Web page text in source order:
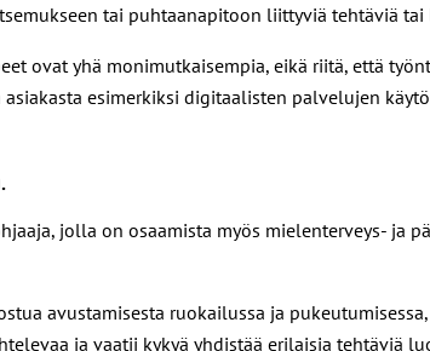
tai puhtaanapitoon liittyviä tehtäviä
ovat yhä monimutkaisempia, eikä riitä, että
esimerkiksi digitaalisten palvelujen
jolla on osaamista myös mielenterveys- ja
avustamisesta ruokailussa ja
ja vaatii kykyä yhdistää erilaisia tehtäviä